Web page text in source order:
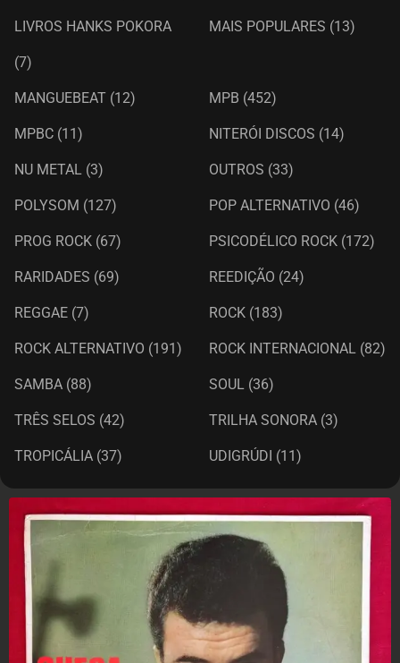
LIVROS HANKS POKORA
(7)
MAIS POPULARES (13)
MANGUEBEAT (12) MPB (452)
MPBC (11) NITERÓI DISCOS (14)
NU METAL (3) OUTROS (33)
POLYSOM (127) POP ALTERNATIVO (46)
PROG ROCK (67) PSICODÉLICO ROCK (172)
RARIDADES (69) REEDIÇÃO (24)
REGGAE (7) ROCK (183)
ROCK ALTERNATIVO (191) ROCK INTERNACIONAL (82)
SAMBA (88) SOUL (36)
TRÊS SELOS (42) TRILHA SONORA (3)
TROPICÁLIA (37) UDIGRÚDI (11)